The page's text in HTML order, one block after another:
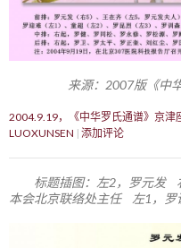
来源：2007版《
2004.9.19，《中华罗氏通谱》京津
LUOXUNSEN 添加评论
标题插图：左2，罗元发
本会北京联络处主任 左1，罗